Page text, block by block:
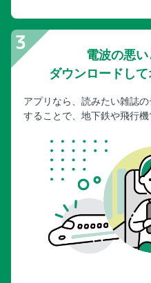
電波の悪い
ダウンロードし
アプリなら、読みたい雑誌
することで、地下鉄や飛行機